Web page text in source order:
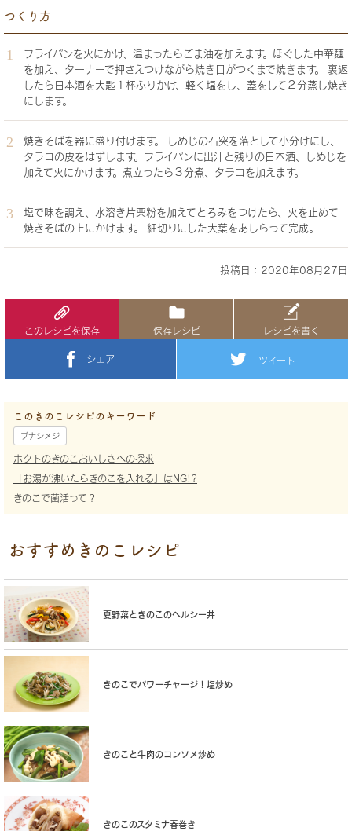
つくり方
フライパンを火にかけ、温まったらごま油を加えます。ほぐした中華麺
を加え、ターナーで押さえつけながら焼き目がつくまで焼きます。 裏返
したら日本酒を大匙１杯ふりかけ、軽く塩をし、蓋をして２分蒸し焼き
にします。
焼きそばを器に盛り付けます。 しめじの石突を落として小分けにし、
タラコの皮をはずします。フライパンに出汁と残りの日本酒、しめじを
加えて火にかけます。煮立ったら３分煮、タラコを加えます。
塩で味を調え、水溶き片栗粉を加えてとろみをつけたら、火を止めて
焼きそばの上にかけます。 細切りにした大葉をあしらって完成。
投稿日：2020年08月27日
このレシピを保存 保存レシピ レシピを書く
シェア ツイート
このきのこレシピのキーワード
ブナシメジ
ホクトのきのこおいしさへの探求
「お湯が沸いたらきのこを入れる」はNG!?
きのこで菌活って？
おすすめきのこレシピ
夏野菜ときのこのヘルシー丼
きのこでパワーチャージ！塩炒め
きのこと牛肉のコンソメ炒め
きのこのスタミナ春巻き